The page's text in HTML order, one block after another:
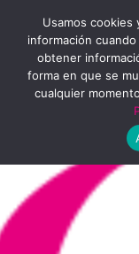
contenido
Usamos cookies
información
obtener
forma en que se
cualquier